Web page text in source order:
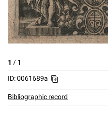
1 / 1
ID: 0061689a
Bibliographic record